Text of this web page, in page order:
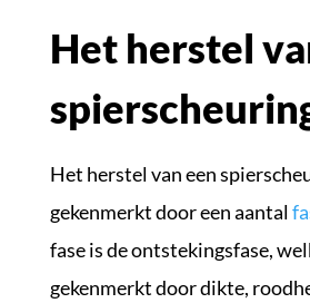
Het herstel
Het herstel van een
gekenmerkt door een aantal
fase is de ontstekingsfase,
gekenmerkt door dikte,